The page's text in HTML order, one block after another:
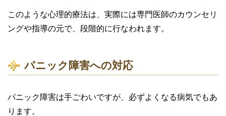
このような心理的療法は、実際には専門医師のカウンセリ
ングや指導の元で、段階的に行なわれます。
パニック障害への対応
パニック障害は手ごわいですが、必ずよくなる病気でもあ
ります。